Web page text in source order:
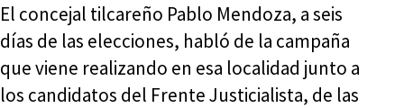
El concejal tilcareño Pablo Mendoza, a seis
días de las elecciones, habló de la campaña
que viene realizando en esa localidad junto a
los candidatos del Frente Justicialista, de las